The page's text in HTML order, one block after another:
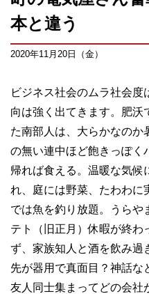
本と違う
2020年11月20日（金）
ビジネス社会のムラ社会度
向は強く出てきます。肥沃
た南部人は、大らかなのか
の無い連中ほど飽きっぽく
帰れば食える。温暖な気候
れ、庭には野菜、たわわに
では魚を釣り放題。うらや
テト（旧正月）休暇が終わ
ず、家族知人と酒を飲み過
先が器用で真面目？神話な
友人同士集まってどの会社